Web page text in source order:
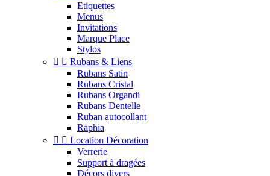
Etiquettes
Menus
Invitations
Marque Place
Stylos
  Rubans & Liens
Rubans Satin
Rubans Cristal
Rubans Organdi
Rubans Dentelle
Ruban autocollant
Raphia
  Location Décoration
Verrerie
Support à dragées
Décors divers